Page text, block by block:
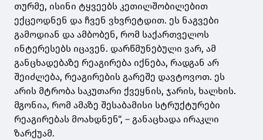
თურმე, ისინი ტყვეებს კეთილშობილებით
ექცეოდნენ და ჩვენ ვხვრეტდით. ეს ნაგვები
გამოდიან და ამბობენ, რომ საქართველოს
ინტერესებს იცავენ. დარწმუნებული ვარ, ამ
განცხადებაზე რეაგირება იქნება, რადგან არ
შეიძლება, რეაგირების გარეშე დავტოვოთ. ეს
არის მტრობა საკუთარი ქვეყნის, ჯარის, ხალხის.
მგონია, რომ ამაზე შესაბამისი სტრუქტურები
რეაგირებას მოახდნენ“, – განაცხადა ირაკლი
ზარქუამ.